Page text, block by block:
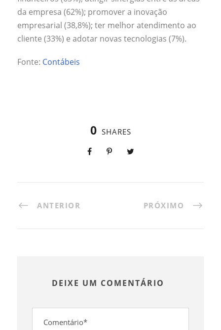
da empresa (62%); promover a inovação
empresarial (38,8%); ter melhor atendimento ao
cliente (33%) e adotar novas tecnologias (7%).
Fonte: Contábeis
0 SHARES
ANTERIOR PRÓXIMO
DEIXE UM COMENTÁRIO